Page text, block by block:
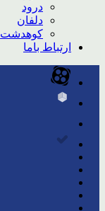
درود
دلفان
کوهدشت
ارتباط باما